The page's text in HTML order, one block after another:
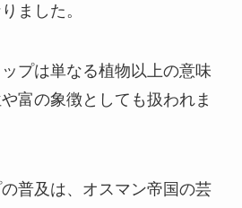
ました。
プは単なる植物以上の意味
富の象徴としても扱われま
普及は、オスマン帝国の芸